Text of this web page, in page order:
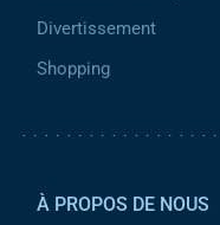
Divertissement
Shopping
À PROPOS DE NOUS